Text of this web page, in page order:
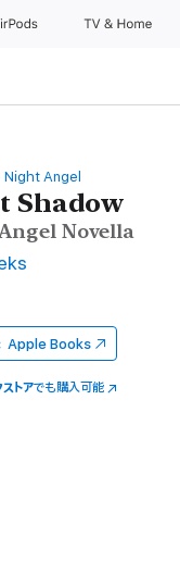
TV & Home
Night Angel
Shadow
Novella
Apple Books
トアでも購入可能